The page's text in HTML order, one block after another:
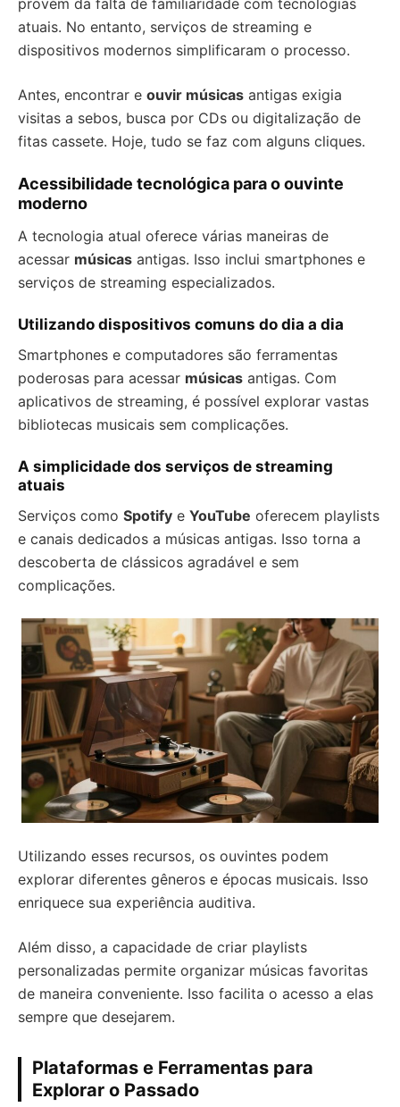
provém da falta de familiaridade com tecnologias
atuais. No entanto, serviços de streaming e
dispositivos modernos simplificaram o processo.
Antes, encontrar e ouvir músicas antigas exigia
visitas a sebos, busca por CDs ou digitalização de
fitas cassete. Hoje, tudo se faz com alguns cliques.
Acessibilidade tecnológica para o ouvinte
moderno
A tecnologia atual oferece várias maneiras de
acessar músicas antigas. Isso inclui smartphones e
serviços de streaming especializados.
Utilizando dispositivos comuns do dia a dia
Smartphones e computadores são ferramentas
poderosas para acessar músicas antigas. Com
aplicativos de streaming, é possível explorar vastas
bibliotecas musicais sem complicações.
A simplicidade dos serviços de streaming
atuais
Serviços como Spotify e YouTube oferecem playlists
e canais dedicados a músicas antigas. Isso torna a
descoberta de clássicos agradável e sem
complicações.
Utilizando esses recursos, os ouvintes podem
explorar diferentes gêneros e épocas musicais. Isso
enriquece sua experiência auditiva.
Além disso, a capacidade de criar playlists
personalizadas permite organizar músicas favoritas
de maneira conveniente. Isso facilita o acesso a elas
sempre que desejarem.
Plataformas e Ferramentas para
Explorar o Passado